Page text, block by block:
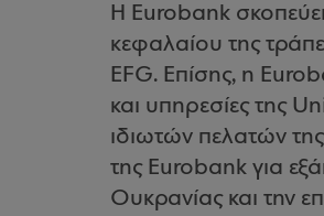
Η Eurobank
κεφαλαίου της
EFG. Επίσης, η
και υπηρεσίες της
ιδιωτών πελατών
της Eurobank για
Ουκρανίας και την